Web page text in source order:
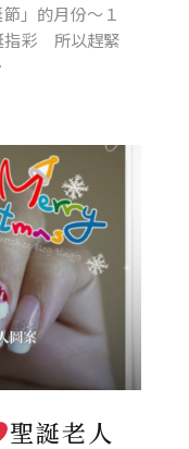
」的月份～１
指彩 所以趕緊
聖誕老人